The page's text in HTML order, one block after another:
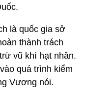
là quốc gia sở
thành trách
vũ khí hạt nhân.
quá trình kiểm
Vương nói.